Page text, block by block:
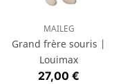
MAILEG
Grand frère souris |
Louimax
Prix
27,00 €